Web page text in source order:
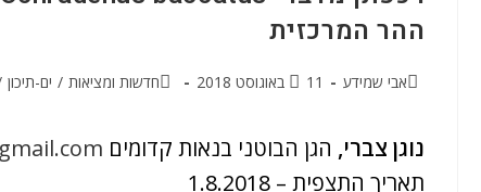
ההר המרכזית
אבי שמידע 11 באוגוסט 2018 חדשות ומציאות / ים-תיכון
נוגן צברי, הגן הבוטני בנאות קדומים
תאריך התצפית – 1.8.2018